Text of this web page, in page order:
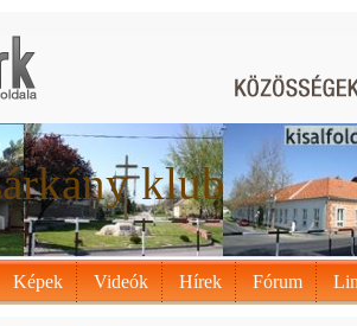
klub
Képek Videók Hírek Fórum